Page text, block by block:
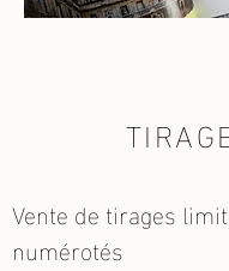
Vente de tirages
numérotés